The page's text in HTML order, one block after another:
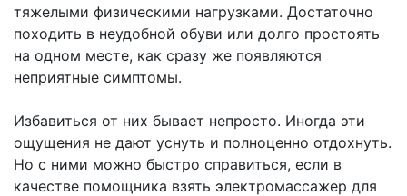
тяжелыми физическими нагрузками. Достаточно
походить в неудобной обуви или долго простоять
на одном месте, как сразу же появляются
неприятные симптомы.
Избавиться от них бывает непросто. Иногда эти
ощущения не дают уснуть и полноценно отдохнуть.
Но с ними можно быстро справиться, если в
качестве помощника взять электромассажер для